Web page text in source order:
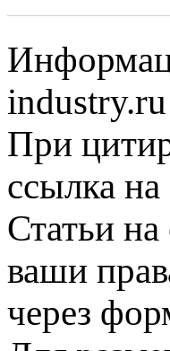
При
ссылка на
Статьи
ваши
через